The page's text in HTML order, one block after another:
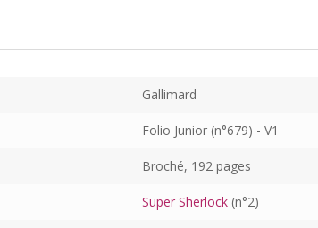
Gallimard
Folio Junior (n°679) - V1
Broché, 192 pages
Super Sherlock(n°2)